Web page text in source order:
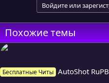
Войдите или
Похожие темы
Бесплатные Читы AutoShot